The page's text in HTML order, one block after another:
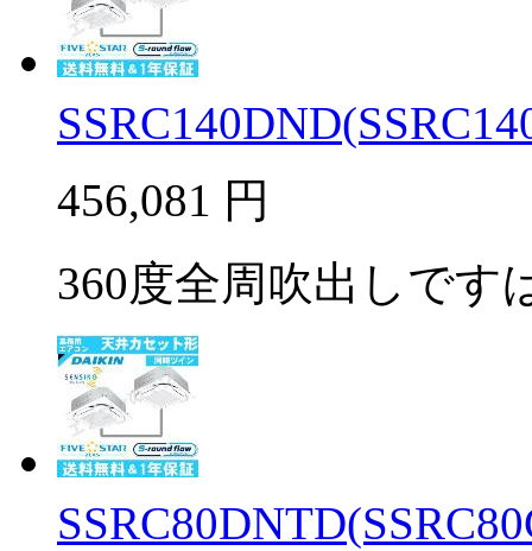
456,081 円
360度全周吹出しです